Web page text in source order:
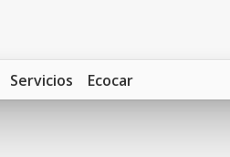
Servicios Ecocar